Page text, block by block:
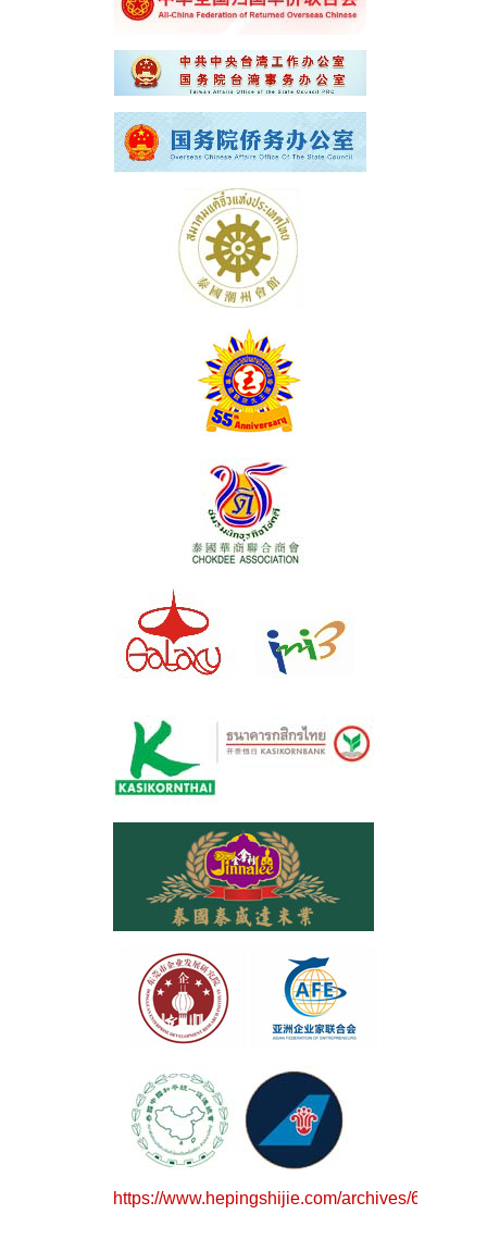
https://www.hepingshijie.com/archives/64783